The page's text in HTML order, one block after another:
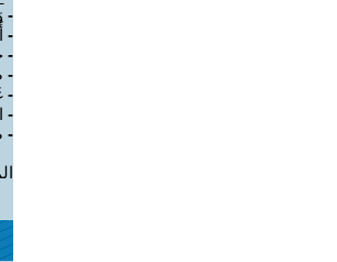
-
-
-
-
-
-
-